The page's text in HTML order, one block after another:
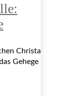
Christa
Gehege